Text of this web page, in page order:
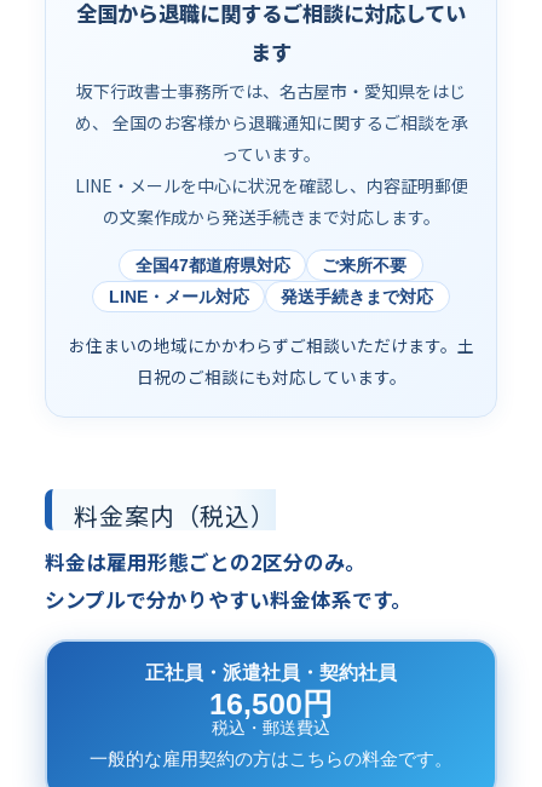
全国から退職に関するご相談に対応してい
ます
坂下行政書士事務所では、名古屋市・愛知県をはじ
め、 全国のお客様から退職通知に関するご相談を承
っています。
LINE・メールを中心に状況を確認し、内容証明郵便
の文案作成から発送手続きまで対応します。
全国47都道府県対応
ご来所不要
LINE・メール対応
発送手続きまで対応
お住まいの地域にかかわらずご相談いただけます。土
日祝のご相談にも対応しています。
料金案内（税込）
料金は雇用形態ごとの2区分のみ。
シンプルで分かりやすい料金体系です。
正社員・派遣社員・契約社員
16,500円
税込・郵送費込
一般的な雇用契約の方はこちらの料金です。